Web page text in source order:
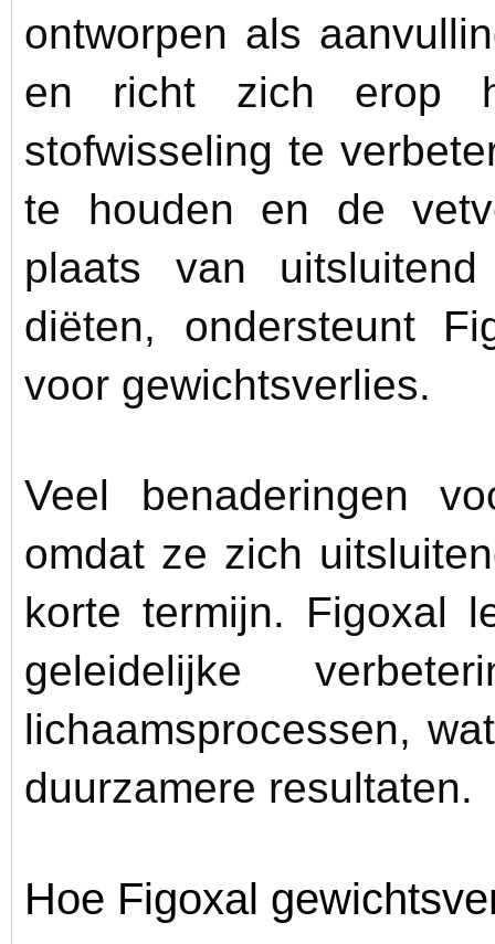
ontworpen als
en richt zich erop
stofwisseling te
te houden en de
plaats van
diëten, ondersteunt
voor gewichtsverlies.
Veel benaderingen
omdat ze zich
korte termijn. Figoxal
geleidelijke
lichaamsprocessen,
duurzamere resultaten.
Hoe Figoxal